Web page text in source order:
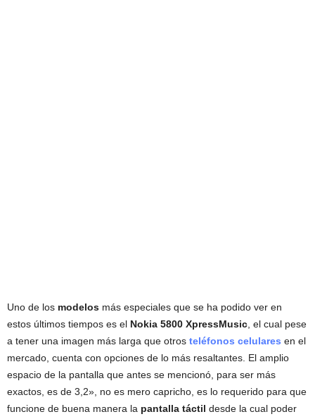
Uno de los modelos más especiales que se ha podido ver en
estos últimos tiempos es el Nokia 5800 XpressMusic , el cual pese
a tener una imagen más larga que otros teléfonos celulares en el
mercado, cuenta con opciones de lo más resaltantes. El amplio
espacio de la pantalla que antes se mencionó, para ser más
exactos, es de 3,2», no es mero capricho, es lo requerido para que
funcione de buena manera la pantalla táctil desde la cual poder